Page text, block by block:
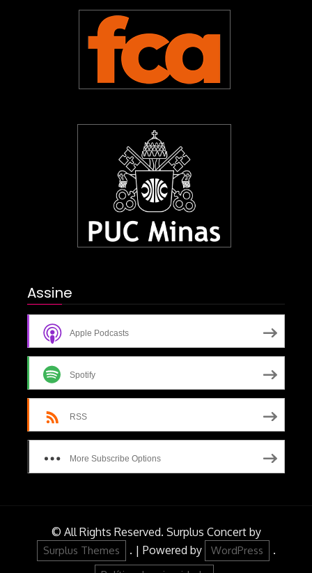
Assine
Apple Podcasts
Spotify
RSS
More Subscribe Options
© All Rights Reserved. Surplus Concert by
Surplus Themes . | Powered by WordPress .